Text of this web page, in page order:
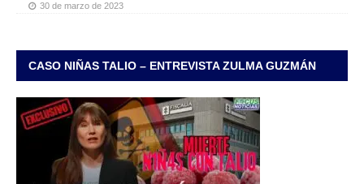
30 de marzo de 2023
CASO NIÑAS TALIO – ENTREVISTA ZULMA GUZMÁN